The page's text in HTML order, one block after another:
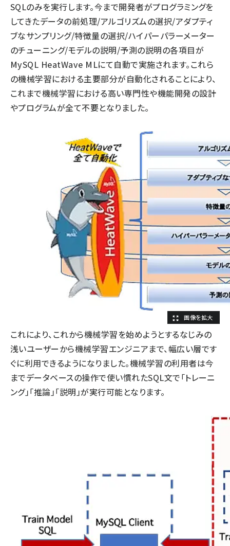
SQLのみを実行します。今まで開発者がプログラミングを
してきたデータの前処理/アルゴリズムの選択/アダプティ
ブなサンプリング/特徴量の選択/ハイパーパラーメーター
のチューニング/モデルの説明/予測の説明の各項目が
MySQL HeatWave MLにて自動で実施されます。これら
の機械学習における主要部分が自動化されることにより、
これまで機械学習における高い専門性や機能開発の設計
やプログラムが全て不要となりました。
これにより、これから機械学習を始めようとするなじみの
浅いユーザーから機械学習エンジニアまで、幅広い層です
ぐに利用できるようになりました。機械学習の利用者は今
までデータベースの操作で使い慣れたSQL文で「トレーニ
ング」「推論」「説明」が実行可能となります。